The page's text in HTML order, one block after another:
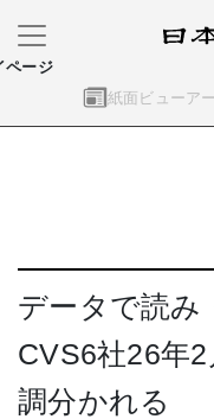
紙面ビューアー
ページ
データで読み
CVS6社26年
調分かれる